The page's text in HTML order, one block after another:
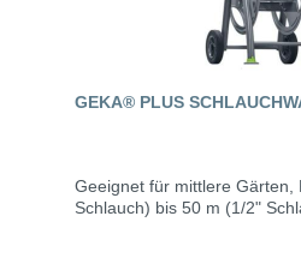
GEKA® PLUS
Geeignet für mittlere Gärten,
Schlauch) bis 50 m (1/2"